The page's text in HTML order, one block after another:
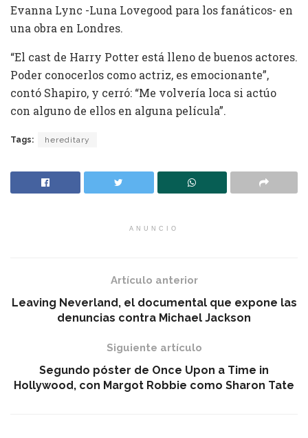
Evanna Lync -Luna Lovegood para los fanáticos- en
una obra en Londres.
“El cast de Harry Potter está lleno de buenos actores.
Poder conocerlos como actriz, es emocionante”,
contó Shapiro, y cerró: “Me volvería loca si actúo
con alguno de ellos en alguna película”.
Tags: hereditary
ANUNCIO
Artículo anterior
Leaving Neverland, el documental que expone las
denuncias contra Michael Jackson
Siguiente artículo
Segundo póster de Once Upon a Time in
Hollywood, con Margot Robbie como Sharon Tate